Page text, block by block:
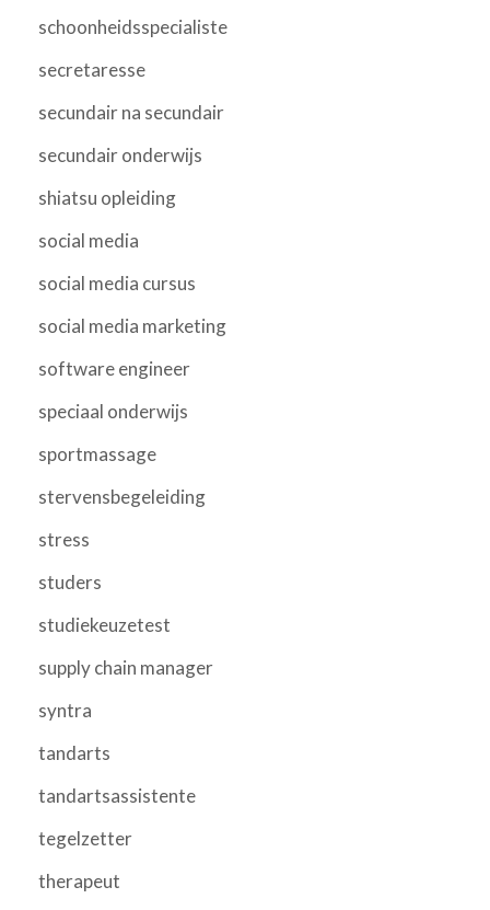
schoonheidsspecialiste
secretaresse
secundair na secundair
secundair onderwijs
shiatsu opleiding
social media
social media cursus
social media marketing
software engineer
speciaal onderwijs
sportmassage
stervensbegeleiding
stress
studers
studiekeuzetest
supply chain manager
syntra
tandarts
tandartsassistente
tegelzetter
therapeut